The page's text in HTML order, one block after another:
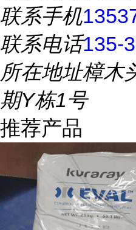
联系手机
联系电话135-
所在地址樟木
期Y栋1号
推荐产品